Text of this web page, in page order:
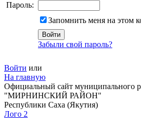
Пароль:
Запомнить меня на этом
Забыли свой пароль?
Войти или
На главную
Официальный сайт муниципального
"МИРНИНСКИЙ РАЙОН"
Республики Саха (Якутия)
Лого 2